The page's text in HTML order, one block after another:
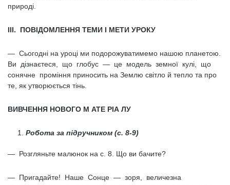
природі.
III. ПОВІДОМЛЕННЯ ТЕМИ І МЕТИ УРОКУ
— Сьогодні на уроці ми подорожуватимемо нашою планетою.
Ви дізнаєтеся, що глобус — це модель земної кулі, що
сонячне проміння приносить на Землю світло й тепло та про
те, як утворюється тінь.
ВИВЧЕННЯ НОВОГО М АТЕ РІА ЛУ
Робота за підручником (с. 8-9)
— Розгляньте малюнок на с. 8. Що ви бачите?
— Пригадайте! Наше Сонце — зоря, величезна